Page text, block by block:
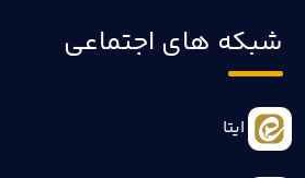
شبکه های اجتماعی
ایتا